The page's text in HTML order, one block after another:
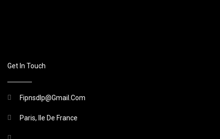
Get In Touch
Fipnsdlp@gmail.com
Paris, Ile De France